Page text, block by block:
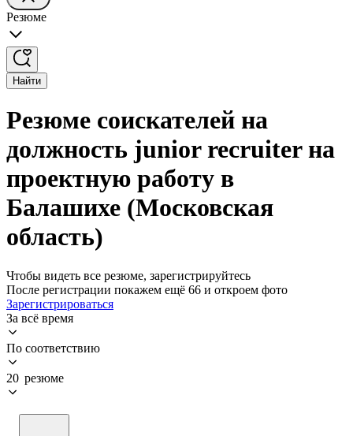
Резюме
Найти
Резюме соискателей на
должность junior recruiter на
проектную работу в
Балашихе (Московская
область)
Чтобы видеть все резюме, зарегистрируйтесь
После регистрации покажем ещё 66 и откроем фото
Зарегистрироваться
За всё время
По соответствию
20 резюме